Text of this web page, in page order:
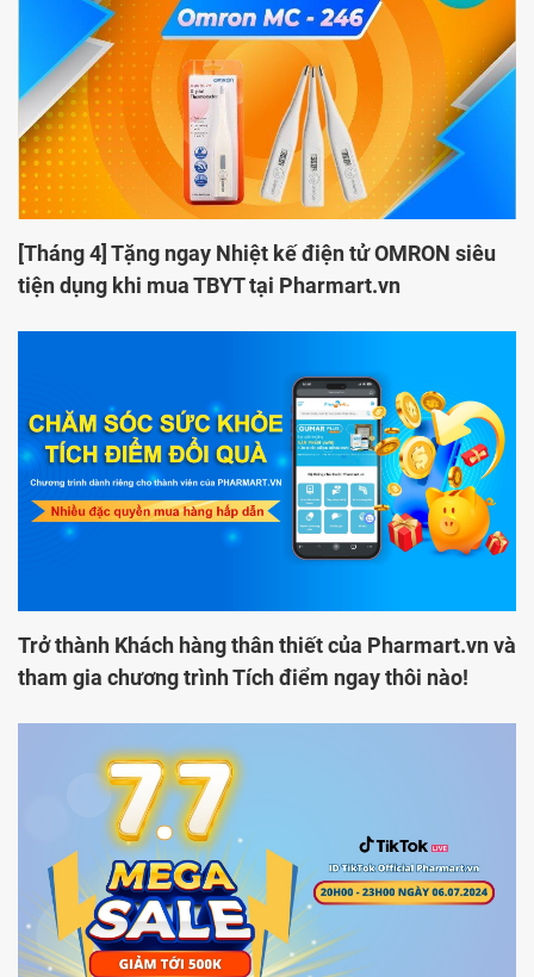
[Tháng 4] Tặng ngay Nhiệt kế điện tử OMRON siêu
tiện dụng khi mua TBYT tại Pharmart.vn
Trở thành Khách hàng thân thiết của Pharmart.vn và
tham gia chương trình Tích điểm ngay thôi nào!